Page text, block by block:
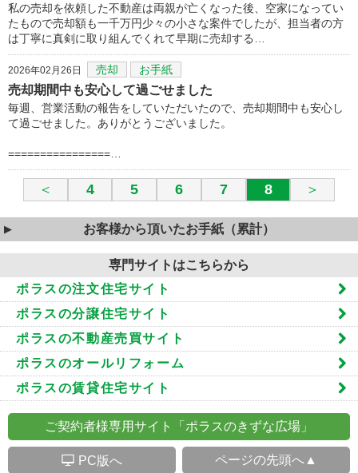
私の売却を依頼した不動産は両親が亡くなった後、空家になってい
たもので売却額も一千万円少々の小さな案件でしたが、担当者の方
は丁寧に真剣に取り組んでくれて早期に売却する…
2026年02月26日 売却 お手紙
売却期間中も安心して過ごせました
毎週、営業活動の報告をしていただいたので、売却期間中も安心し
て過ごせました。ありがとうございました。
================…
＜ 4 5 6 7 8 ＞
お客様から頂いたお手紙（累計）
専門サイトはこちらから
ポラスの注文住宅サイト
ポラスの分譲住宅サイト
ポラスの不動産売買サイト
ポラスのオールリフォーム
ポラスの賃貸住宅サイト
ご契約者様専用サイト「ポラスのきずな広場」
S PC版へ ページの先頭へ▲